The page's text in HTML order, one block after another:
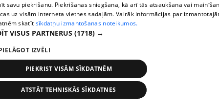
pirms 10 mēnešiem, 4 nedēļām 00:04:58
Uģis Kuģis apņēmies nopietni pievērsties
10. epizode
savu piekrišanu. Piekrišanas sniegšana, kā arī tās atsaukšana vai
uz visām interneta vietnes sadaļām. Vairāk informācijas par
skatīt sīkdatņu izmantošanas noteikumos.
VISUS PARTNERUS (1718) →
IZVĒLI
PIEKRIST VISĀM SĪKDATNĒM
ATSTĀT TEHNISKĀS SĪKDATNES